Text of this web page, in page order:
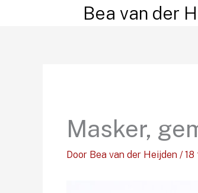
Bea van der
Masker,
Door Bea van der Heijden / 18